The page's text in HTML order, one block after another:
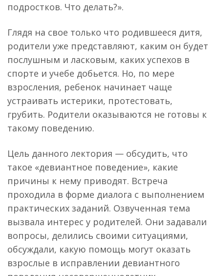
подростков. Что делать?».
Глядя на свое только что родившееся дитя,
родители уже представляют, каким он будет
послушным и ласковым, каких успехов в
спорте и учебе добьется. Но, по мере
взросления, ребенок начинает чаще
устраивать истерики, протестовать,
грубить. Родители оказываются не готовы к
такому поведению.
Цель данного лектория — обсудить, что
такое «девиантное поведение», какие
причины к нему приводят. Встреча
проходила в форме диалога с выполнением
практических заданий. Озвученная тема
вызвала интерес у родителей. Они задавали
вопросы, делились своими ситуациями,
обсуждали, какую помощь могут оказать
взрослые в исправлении девиантного